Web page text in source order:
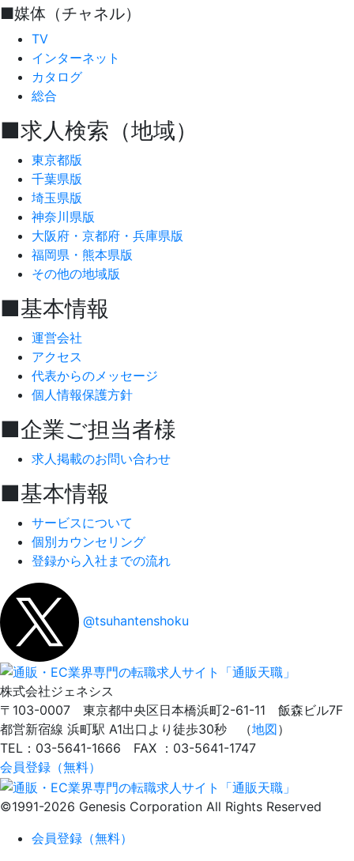
■媒体（チャネル）
TV
インターネット
カタログ
総合
■求人検索（地域）
東京都版
千葉県版
埼玉県版
神奈川県版
大阪府・京都府・兵庫県版
福岡県・熊本県版
その他の地域版
■基本情報
運営会社
アクセス
代表からのメッセージ
個人情報保護方針
■企業ご担当者様
求人掲載のお問い合わせ
■基本情報
サービスについて
個別カウンセリング
登録から入社までの流れ
@tsuhantenshoku
株式会社ジェネシス
〒103-0007 東京都中央区日本橋浜町2-61-11 飯森ビル7F
都営新宿線 浜町駅 A1出口より徒歩30秒 （地図）
TEL：03-5641-1666 FAX ：03-5641-1747
会員登録（無料）
©1991-2026 Genesis Corporation All Rights Reserved
会員登録（無料）